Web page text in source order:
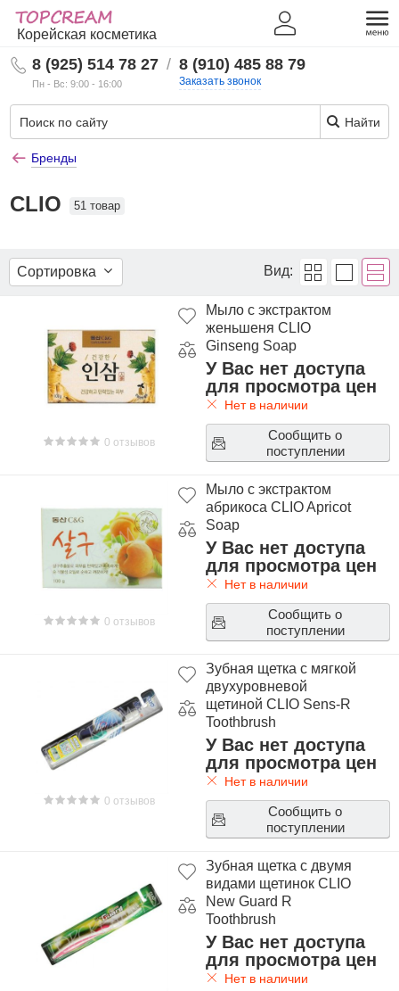
Корейская косметика
8 (925) 514 78 27
Пн - Вс: 9:00 - 16:00
/ 8 (910) 485 88 79
Заказать звонок
Найти
Бренды
CLIO 51 товар
Сортировка Вид:
0 отзывов
Мыло с экстрактом
женьшеня CLIO
Ginseng Soap
У Вас нет доступа
для просмотра цен
Нет в наличии
Сообщить о
поступлении
0 отзывов
Мыло с экстрактом
абрикоса CLIO Apricot
Soap
У Вас нет доступа
для просмотра цен
Нет в наличии
Сообщить о
поступлении
0 отзывов
Зубная щетка с мягкой
двухуровневой
щетиной CLIO Sens-R
Toothbrush
У Вас нет доступа
для просмотра цен
Нет в наличии
Сообщить о
поступлении
Зубная щетка с двумя
видами щетинок CLIO
New Guard R
Toothbrush
У Вас нет доступа
для просмотра цен
Нет в наличии